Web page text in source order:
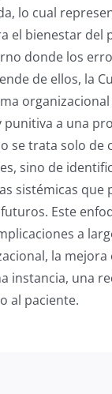
lo cual
el bienestar del
donde los
de ellos, la
a una
se trata solo de
sino de
sistémicas que
Este
a
la mejora
instancia, una
al paciente.